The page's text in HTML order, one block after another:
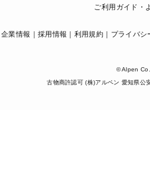
ご利用ガイド・
企業情報 採用情報 利用規約 プライバシ
© Alpen
古物商許認可 (株)アルペン 愛知県